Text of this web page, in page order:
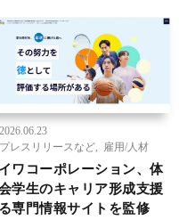
2026.06.23
プレスリリースなど
雇用/人材
ワコーポレーション、体
学生のキャリア形成支援
専門情報サイトを監修